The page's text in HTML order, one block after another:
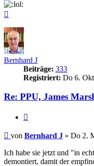
Bernhard J
Beiträge: 333
Registriert: Do 6.
Re: PPU, James
Beitrag
von Bernhard J » Do 2.
Ich habe sie jetzt und "in
demontiert, damit der